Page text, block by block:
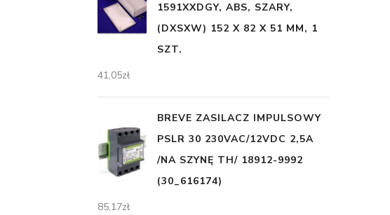
1591XXDGY, ABS, SZARY,
(DXSXW) 152 X 82 X 51 MM, 1
SZT.
41,05zł
BREVE ZASILACZ IMPULSOWY
PSLR 30 230VAC/12VDC 2,5A
/NA SZYNĘ TH/ 18912-9992
(30_616174)
85,17zł